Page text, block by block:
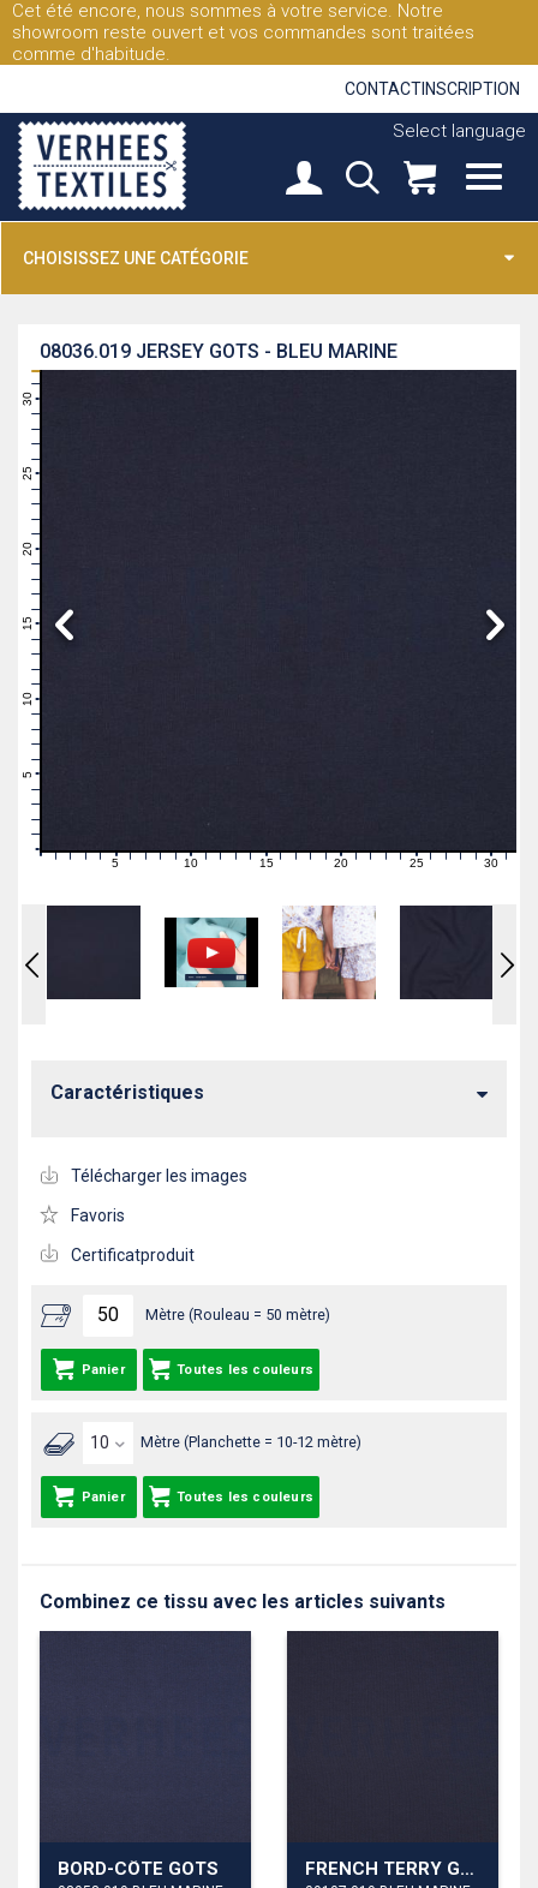
Cet été encore, nous sommes à votre service. Notre
showroom reste ouvert et vos commandes sont traitées
comme d'habitude.
CONTACT INSCRIPTION
Select language
CHOISISSEZ UNE CATÉGORIE
JERSEY GOTS - BLEU MARINE
08036.019
11
16
21
26
1 2 3 4 6 7 89 11121314 16171819 21222324 26272829 31
Mètre (Rouleau = 50 mètre)
Panier Toutes les couleurs
Mètre (Planchette = 10-12 mètre)
Panier Toutes les couleurs
Caractéristiques
Télécharger les images
Favoris
Certificatproduit
Combinez ce tissu avec les articles suivants
BORD-CÔTE GOTS FRENCH TERRY GOTS